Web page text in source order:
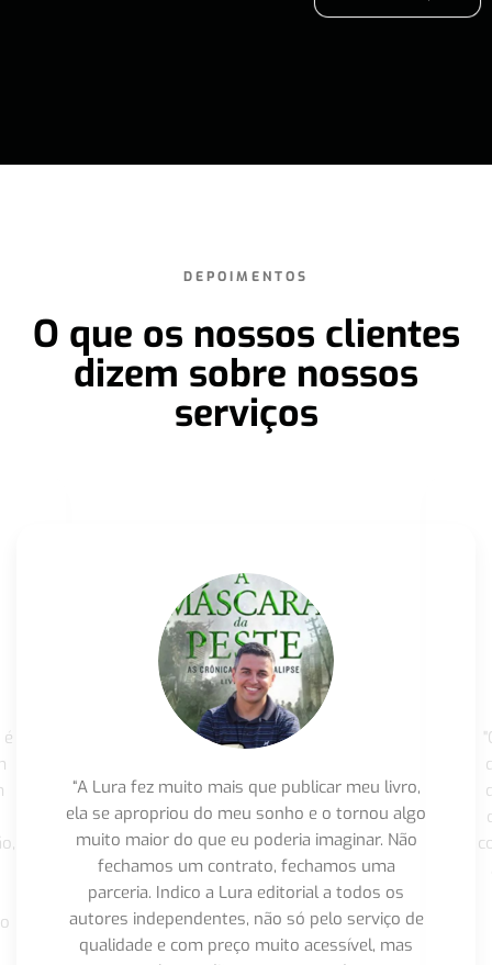
DEPOIMENTOS
O que os nossos clientes
dizem sobre nossos
serviços
“A Lura fez muito mais que publicar meu livro,
ela se apropriou do meu sonho e o tornou algo
muito maior do que eu poderia imaginar. Não
fechamos um contrato, fechamos uma
parceria. Indico a Lura editorial a todos os
autores independentes, não só pelo serviço de
qualidade e com preço muito acessível, mas